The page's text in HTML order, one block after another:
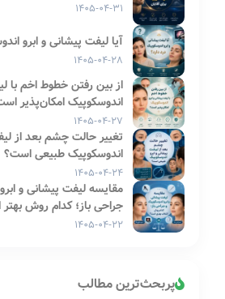
۱۴۰۵-۰۴-۳۱
آیا لیفت پیشانی و ابرو
۱۴۰۵-۰۴-۲۸
از بین رفتن خطوط اخم با
اندوسکوپیک امکان‌پذیر
۱۴۰۵-۰۴-۲۷
تغییر حالت چشم بعد از
اندوسکوپیک طبیعی است؟
۱۴۰۵-۰۴-۲۴
مقایسه لیفت پیشانی و
جراحی باز؛ کدام روش
۱۴۰۵-۰۴-۲۲
پربحث‌ترین مطالب